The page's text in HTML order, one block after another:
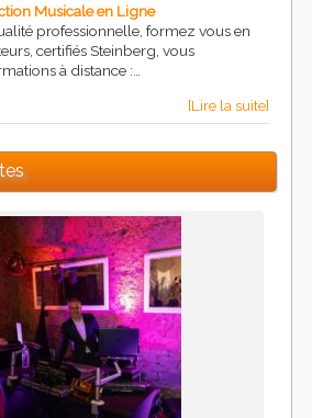
Musicale en Ligne
professionnelle, formez vous en
certifiés Steinberg, vous
à distance :…
[Lire la suite]